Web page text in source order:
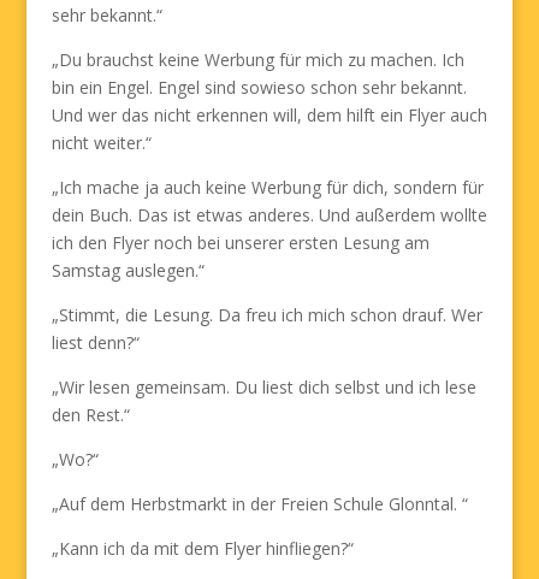
sehr bekannt.“
„Du brauchst keine Werbung für mich zu machen. Ich
bin ein Engel. Engel sind sowieso schon sehr bekannt.
Und wer das nicht erkennen will, dem hilft ein Flyer auch
nicht weiter.“
„Ich mache ja auch keine Werbung für dich, sondern für
dein Buch. Das ist etwas anderes. Und außerdem wollte
ich den Flyer noch bei unserer ersten Lesung am
Samstag auslegen.“
„Stimmt, die Lesung. Da freu ich mich schon drauf. Wer
liest denn?“
„Wir lesen gemeinsam. Du liest dich selbst und ich lese
den Rest.“
„Wo?“
„Auf dem Herbstmarkt in der Freien Schule Glonntal. “
„Kann ich da mit dem Flyer hinfliegen?“